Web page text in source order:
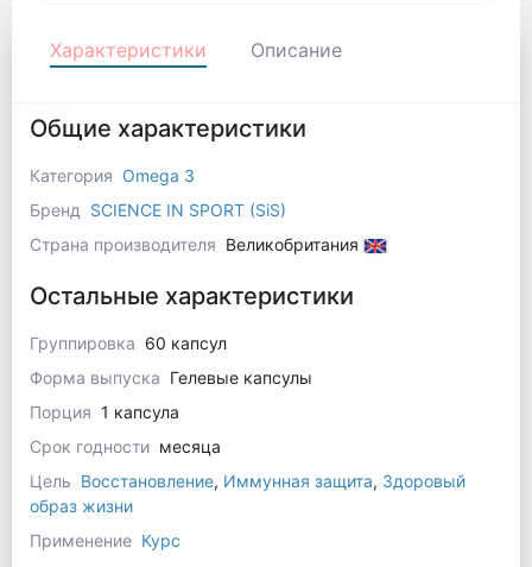
Характеристики Описание
Общие характеристики
Категория Omega 3
Бренд
SCIENCE IN SPORT (SiS)
Страна производителя Великобритания
Остальные характеристики
Группировка 60 капсул
Форма выпуска Гелевые капсулы
Порция 1 капсула
Срок годности месяца
Цель Восстановление, Иммунная защита, Здоровый
образ жизни
Применение Курс